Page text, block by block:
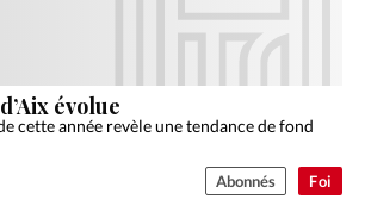
Foi
évolue
cette année revèle une tendance de fond
Abonnés